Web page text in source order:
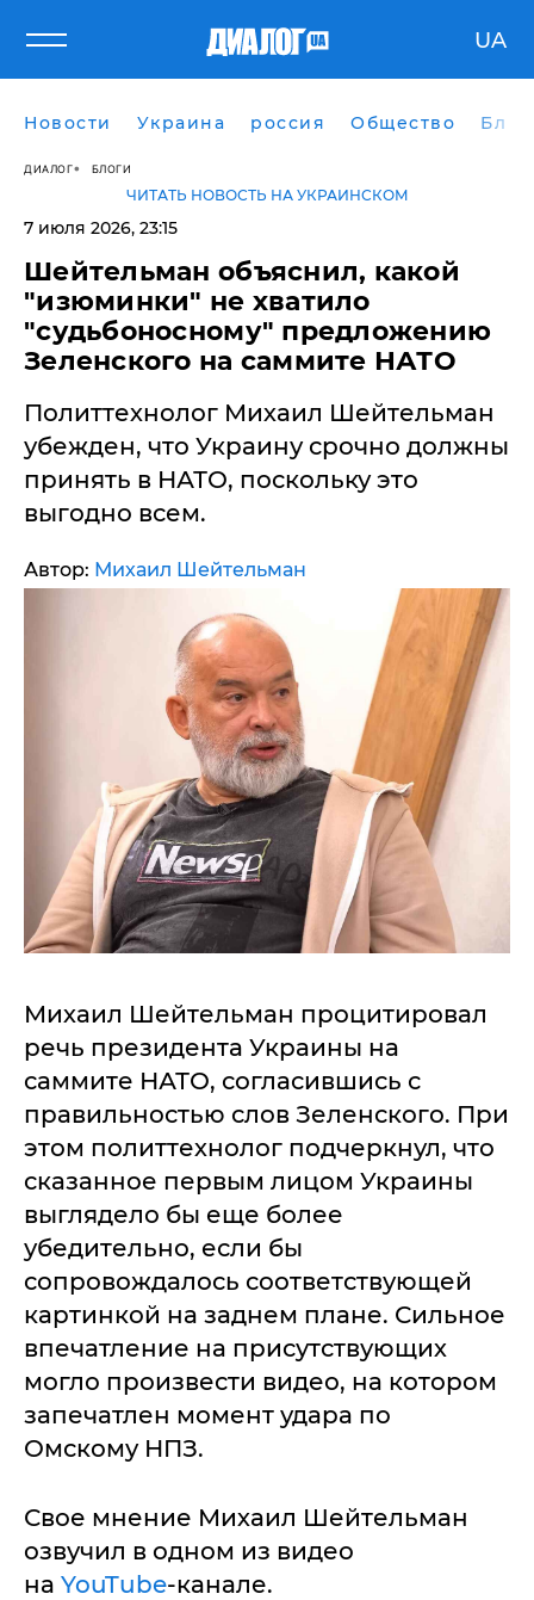
UA
Новости Украина россия Общество
ДИАЛОГ БЛОГИ
ЧИТАТЬ НОВОСТЬ НА УКРАИНСКОМ
7 июля 2026, 23:15
Шейтельман объяснил, какой
"изюминки" не хватило
"судьбоносному" предложению
Зеленского на саммите НАТО
Политтехнолог Михаил Шейтельман
убежден, что Украину срочно должны
принять в НАТО, поскольку это
выгодно всем.
Автор: Михаил Шейтельман
Михаил Шейтельман процитировал
речь президента Украины на
саммите НАТО, согласившись с
правильностью слов Зеленского. При
этом политтехнолог подчеркнул, что
сказанное первым лицом Украины
выглядело бы еще более
убедительно, если бы
сопровождалось соответствующей
картинкой на заднем плане. Сильное
впечатление на присутствующих
могло произвести видео, на котором
запечатлен момент удара по
Омскому НПЗ.
Свое мнение Михаил Шейтельман
озвучил в одном из видео
на YouTube-канале.